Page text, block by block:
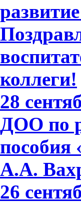
коллеги!
28
ДОО по
пособия
А.А.
26